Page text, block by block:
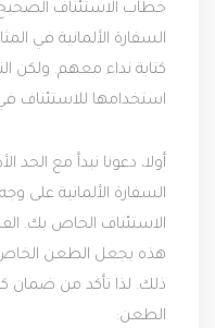
خطاب الاستئناف
السفارة الألمانية في
كتابة نداء معهم. ولكن
استخدامها للاستئناف
أولا، دعونا نبدأ مع الحد
السفارة الألمانية على
الاستئناف الخاص بك.
هذه يجعل الطعن الخاص
ذلك. لذا تأكد من
الطعن: